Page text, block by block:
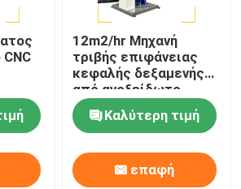
12m2/hr Μηχανή
τριβής επιφάνειας
κεφαλής δεξαμενής
από ανοξείδωτο
χάλυβα
Καλύτερη τιμή
επαφή